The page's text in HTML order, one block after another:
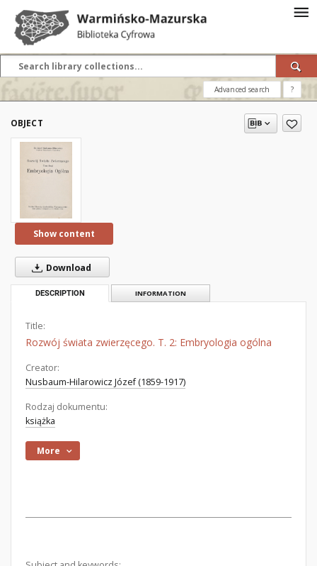
Advanced search ?
OBJECT
Show content
Download
DESCRIPTION INFORMATION
Title:
Rozwój świata zwierzęcego. T. 2: Embryologia ogólna
Creator:
Nusbaum-Hilarowicz Józef (1859-1917)
Rodzaj dokumentu:
książka
More